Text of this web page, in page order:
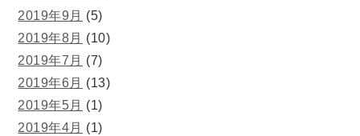
2019年9月 (5)
2019年8月 (10)
2019年7月 (7)
2019年6月 (13)
2019年5月 (1)
2019年4月 (1)